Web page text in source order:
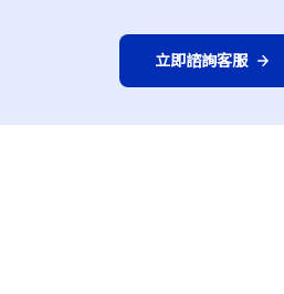
立即諮詢客服